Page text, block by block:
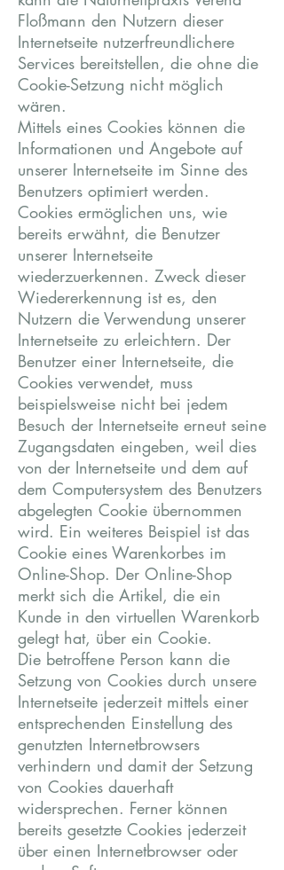
Floßmann den Nutzern dieser
Internetseite nutzerfreundlichere
Services bereitstellen, die ohne die
Cookie-Setzung nicht möglich
wären.
Mittels eines Cookies können die
Informationen und Angebote auf
unserer Internetseite im Sinne des
Benutzers optimiert werden.
Cookies ermöglichen uns, wie
bereits erwähnt, die Benutzer
unserer Internetseite
wiederzuerkennen. Zweck dieser
Wiedererkennung ist es, den
Nutzern die Verwendung unserer
Internetseite zu erleichtern. Der
Benutzer einer Internetseite, die
Cookies verwendet, muss
beispielsweise nicht bei jedem
Besuch der Internetseite erneut seine
Zugangsdaten eingeben, weil dies
von der Internetseite und dem auf
dem Computersystem des Benutzers
abgelegten Cookie übernommen
wird. Ein weiteres Beispiel ist das
Cookie eines Warenkorbes im
Online-Shop. Der Online-Shop
merkt sich die Artikel, die ein
Kunde in den virtuellen Warenkorb
gelegt hat, über ein Cookie.
Die betroffene Person kann die
Setzung von Cookies durch unsere
Internetseite jederzeit mittels einer
entsprechenden Einstellung des
genutzten Internetbrowsers
verhindern und damit der Setzung
von Cookies dauerhaft
widersprechen. Ferner können
bereits gesetzte Cookies jederzeit
über einen Internetbrowser oder